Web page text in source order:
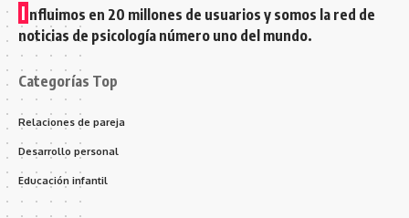
I nfluimos en 20 millones de usuarios y somos la red de
noticias de psicología número uno del mundo.
Categorías Top
Relaciones de pareja
Desarrollo personal
Educación infantil